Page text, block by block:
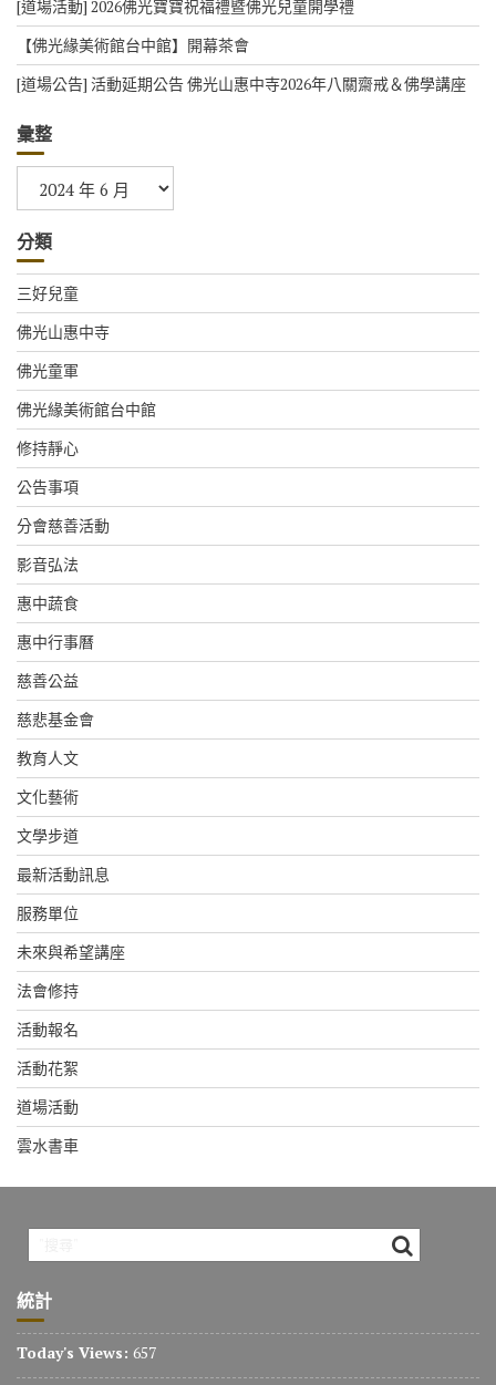
[道場活動] 2026佛光寶寶祝福禮暨佛光兒童開學禮
【佛光緣美術館台中館】開幕茶會
[道場公告] 活動延期公告 佛光山惠中寺2026年八關齋戒＆佛學講座
彙整
整
分類
三好兒童
佛光山惠中寺
佛光童軍
佛光緣美術館台中館
修持靜心
公告事項
分會慈善活動
影音弘法
惠中蔬食
惠中行事曆
慈善公益
慈悲基金會
教育人文
文化藝術
文學步道
最新活動訊息
服務單位
未來與希望講座
法會修持
活動報名
活動花絮
道場活動
雲水書車
統計
Today's Views: 657